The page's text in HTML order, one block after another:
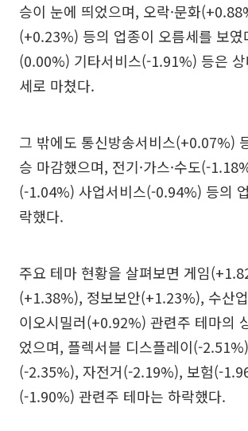
승이 눈에 띄었으며, 오락·문화
(+0.23%) 등의 업종이 오름세를 보였
(0.00%) 기타서비스(-1.91%) 등은
세로 마쳤다.
그 밖에도 통신방송서비스(+0.07%)
승 마감했으며, 전기·가스·수도(-
(-1.04%) 사업서비스(-0.94%) 등의
락했다.
주요 테마 현황을 살펴보면 게임
(+1.38%), 정보보안(+1.23%), 수산
이오시밀러(+0.92%) 관련주 테마의
었으며, 플렉서블 디스플레이(-
(-2.35%), 자전거(-2.19%), 보험(-
(-1.90%) 관련주 테마는 하락했다.